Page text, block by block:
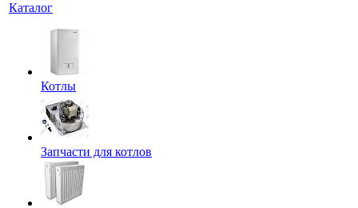
Каталог
Котлы
Запчасти для котлов